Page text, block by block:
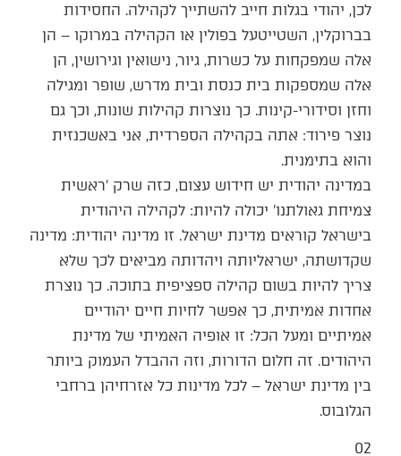
לכן, יהודי בגלות חייב להשתייך לקהילה. החסידות
בברוקלין, השטייטעל בפולין או הקהילה במרוקו – הן
אלה שמפקחות על כשרות, גיור, נישואין וגירושין, הן
אלה שמספקות בית כנסת ובית מדרש, שופר ומגילה
וחזן וסידורי-קינות. כך נוצרות קהילות שונות, וכך גם
נוצר פירוד: אתה בקהילה הספרדית, אני באשכנזית
והוא בתימנית.
במדינה יהודית יש חידוש עצום, כזה שרק 'ראשית
צמיחת גאולתנו' יכולה להיות: לקהילה היהודית
בישראל קוראים מדינת ישראל. זו מדינה יהודית: מדינה
שקדושתה, ישראליותה ויהדותה מביאים לכך שלא
צריך להיות בשום קהילה ספציפית בתוכה. כך נוצרת
אחדות אמיתית, כך אפשר לחיות חיים יהודיים
אמיתיים ומעל הכל: זו אופיה האמיתי של מדינת
היהודים. זה חלום הדורות, וזה ההבדל העמוק ביותר
בין מדינת ישראל – לכל מדינות כל אזרחיהן ברחבי
הגלובוס.
02